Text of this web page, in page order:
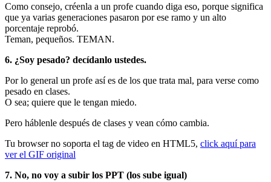
Como consejo, créenla a un profe cuando diga eso, porque significa
que ya varias generaciones pasaron por ese ramo y un alto
porcentaje reprobó.
Teman, pequeños. TEMAN.
6. ¿Soy pesado? decídanlo ustedes.
Por lo general un profe así es de los que trata mal, para verse como
pesado en clases.
O sea; quiere que le tengan miedo.
Pero háblenle después de clases y vean cómo cambia.
Tu browser no soporta el tag de video en HTML5, click aquí para
ver el GIF original
7. No, no voy a subir los PPT (los sube igual)